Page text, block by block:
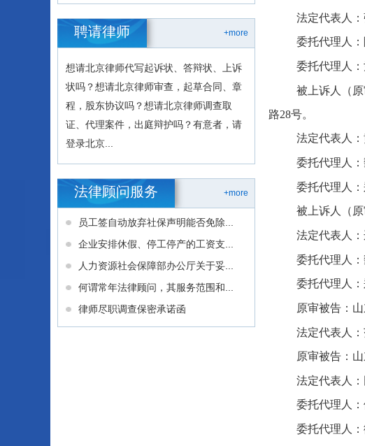
+more
聘请律师
想请北京律师代写起诉状、答辩状、上诉
状吗？想请北京律师审查，起草合同、章
程，股东协议吗？想请北京律师调查取
证、代理案件，出庭辩护吗？有意者，请
登录北京...
+more
法律顾问服务
员工签自动放弃社保声明能否免除...
企业安排休假、停工停产的工资支...
人力资源社会保障部办公厅关于妥...
何谓常年法律顾问，其服务范围和...
律师尽职调查保密承诺函
法定代表人：
委托代理人：
委托代理人：
被上诉人（
路28号。
法定代表人：
委托代理人：
委托代理人：
被上诉人（
法定代表人：
委托代理人：
委托代理人：
原审被告：
法定代表人：
原审被告：
法定代表人：
委托代理人：
委托代理人：